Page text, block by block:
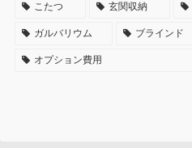
こたつ 玄関収納
ガルバリウム ブラインド
オプション費用